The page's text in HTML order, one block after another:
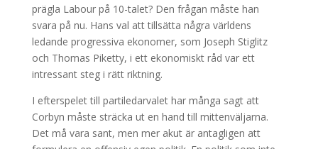
prägla Labour på 10-talet? Den frågan måste han
svara på nu. Hans val att tillsätta några världens
ledande progressiva ekonomer, som Joseph Stiglitz
och Thomas Piketty, i ett ekonomiskt råd var ett
intressant steg i rätt riktning.
I efterspelet till partiledarvalet har många sagt att
Corbyn måste sträcka ut en hand till mittenväljarna.
Det må vara sant, men mer akut är antagligen att